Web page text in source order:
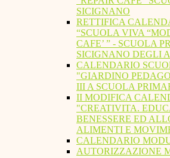
SICIGNANO
RETTIFICA
“SCUOLA VIVA
CAFE’ ” - SCUOLA
SICIGNANO DEGLI
CALENDARIO
"GIARDINO
III A SCUOLA
II MODIFICA
"CREATIVITA.
BENESSERE ED
ALIMENTI E
CALENDARIO
AUTORIZZAZIONE